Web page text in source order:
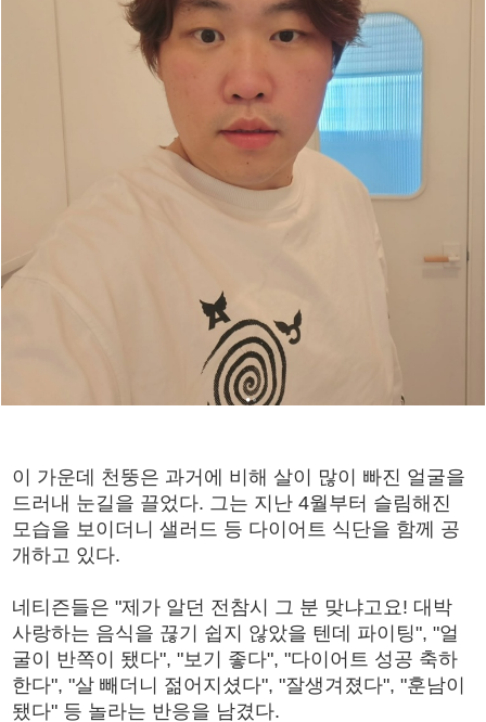
이 가운데 천뚱은 과거에 비해 살이 많이 빠진 얼굴을
드러내 눈길을 끌었다. 그는 지난 4월부터 슬림해진
모습을 보이더니 샐러드 등 다이어트 식단을 함께 공
개하고 있다.
네티즌들은 "제가 알던 전참시 그 분 맞냐고요! 대박
사랑하는 음식을 끊기 쉽지 않았을 텐데 파이팅", "얼
굴이 반쪽이 됐다", "보기 좋다", "다이어트 성공 축하
한다", "살 빼더니 젊어지셨다", "잘생겨졌다", "훈남이
됐다" 등 놀라는 반응을 남겼다.